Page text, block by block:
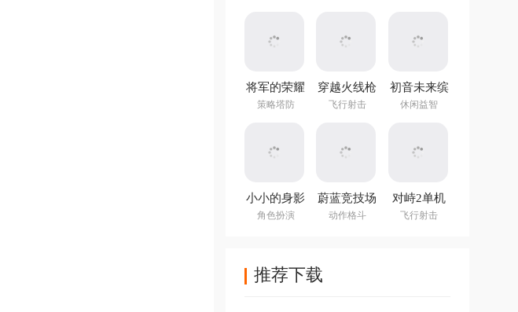
将军的荣耀
3官方正版
策略塔防
穿越火线枪
战王者体验
飞行射击
初音未来缤
纷舞台国服
休闲益智
小小的身影
重叠的内心
角色扮演
蔚蓝竞技场
手机版
动作格斗
对峙2单机
版手游
飞行射击
推荐下载